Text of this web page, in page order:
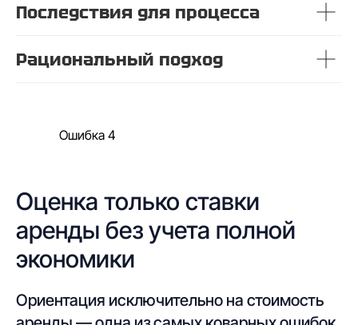
Последствия для процесса
Рациональный подход
Ошибка 4
Оценка только ставки
аренды без учета полной
экономики
Ориентация исключительно на стоимость